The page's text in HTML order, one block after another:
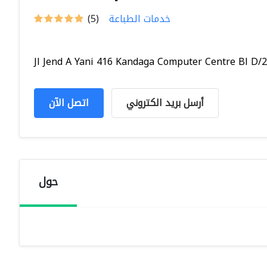
(5) خدمات الطباعة
Jl Jend A Yani 416 Kandaga Computer Centre Bl D/
اتصل الآن أرسل بريد الكتروني
حول